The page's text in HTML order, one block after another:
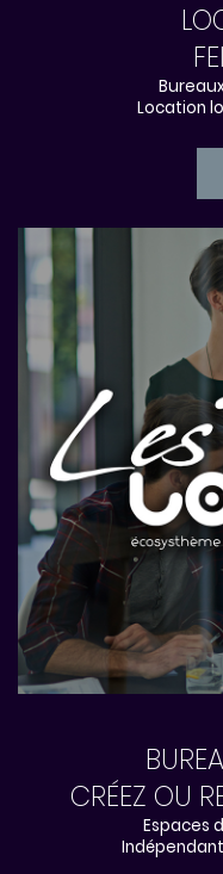
Location
CRÉEZ OU
Espaces